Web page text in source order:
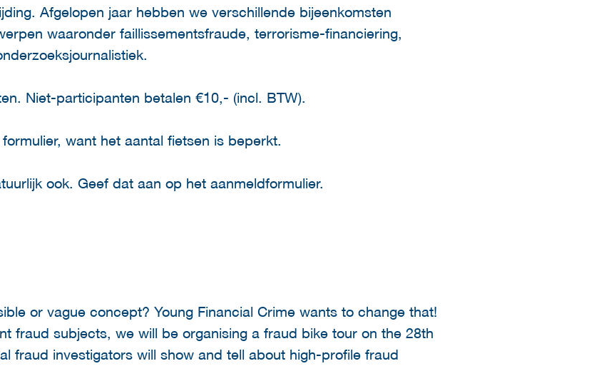
Afgelopen jaar hebben we verschillende bijeenkomsten
waaronder faillissementsfraude, terrorisme-financiering,
Niet-participanten betalen €10,- (incl. BTW).
want het aantal fietsen is beperkt.
ook. Geef dat aan op het aanmeldformulier.
or vague concept? Young Financial Crime wants to change that!
fraud subjects, we will be organising a fraud bike tour on the 28th
fraud investigators will show and tell about high-profile fraud